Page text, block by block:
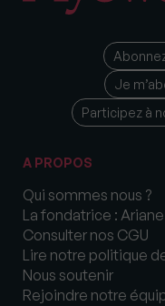
Je
Participez à
A PROPOS
Qui sommes nous ?
La fondatrice :
Consulter nos CGU
Lire notre politique
Nous soutenir
Rejoindre notre